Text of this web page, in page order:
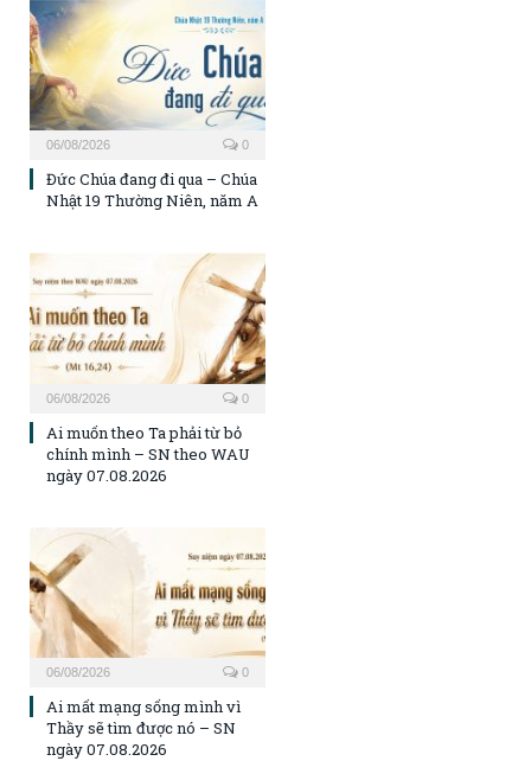
06/08/2026 0
Đức Chúa đang đi qua – Chúa
Nhật 19 Thường Niên, năm A
06/08/2026 0
Ai muốn theo Ta phải từ bỏ
chính mình – SN theo WAU
ngày 07.08.2026
06/08/2026 0
Ai mất mạng sống mình vì
Thầy sẽ tìm được nó – SN
ngày 07.08.2026